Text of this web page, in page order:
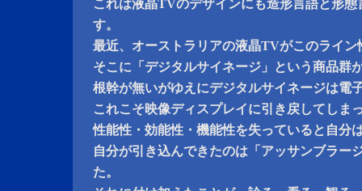
これは液晶TVのデザインにも造形言語と形
す。
最近、オーストラリアの液晶TVがこのライン
そこに「デジタルサイネージ」という商品群
根幹が無いがゆえにデジタルサイネージは電
これこそ映像ディスプレイに引き戻してしま
性能性・効能性・機能性を失っていると自分
自分が引き込んできたのは「アッサンブラー
た。